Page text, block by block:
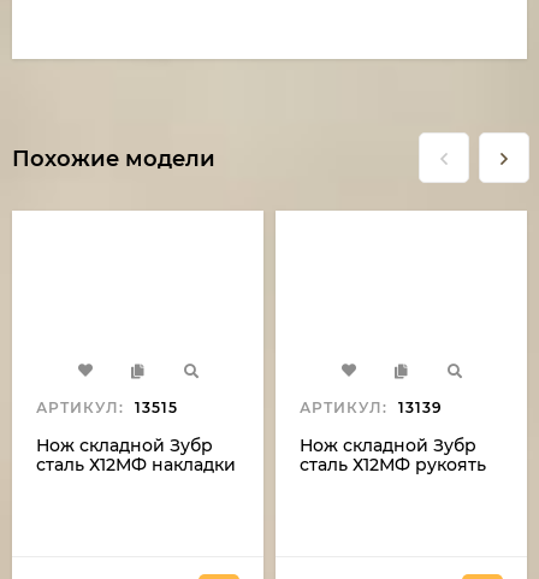
Похожие модели
АРТИКУЛ: 13515
Нож складной Зубр
сталь Х12МФ накладки
АРТИКУЛ: 13139
Нож складной Зубр
сталь Х12МФ рукоять